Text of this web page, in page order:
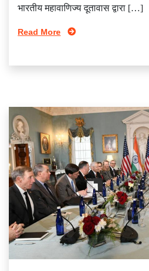
भारतीय महावाणिज्य दूतावास द्वारा […]
Read More